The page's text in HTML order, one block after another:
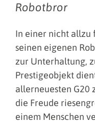
Robotbror
In einer nicht allzu
seinen eigenen
zur Unterhaltung,
Prestigeobjekt
allerneuesten G20
die Freude
einem Menschen